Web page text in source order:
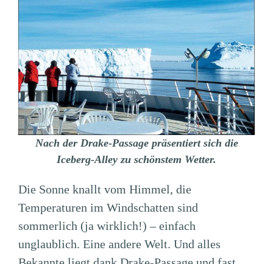
Nach der Drake-Passage präsentiert sich die
Iceberg-Alley zu schönstem Wetter.
Die Sonne knallt vom Himmel, die
Temperaturen im Windschatten sind
sommerlich (ja wirklich!) – einfach
unglaublich. Eine andere Welt. Und alles